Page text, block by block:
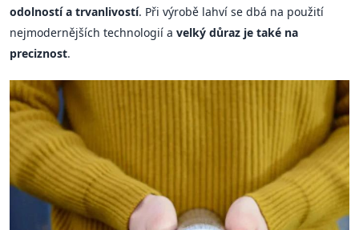
odolností a trvanlivostí. Při výrobě lahví se dbá na použití
nejmodernějších technologií a velký důraz je také na
preciznost.